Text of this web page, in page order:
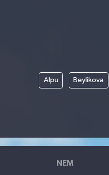
Alpu Beylikova
NEM